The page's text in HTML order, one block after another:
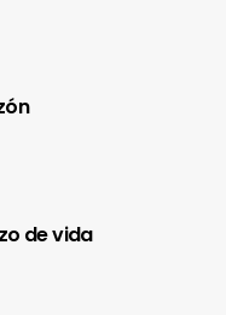
de vida